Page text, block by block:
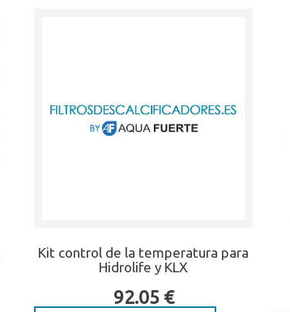
Kit control de la temperatura para
Hidrolife y KLX
92.05 €